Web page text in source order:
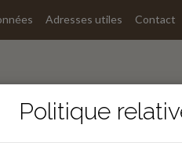
Adresses utiles Contact
Politique